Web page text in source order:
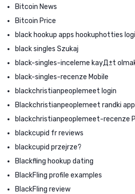
Bitcoin News
Bitcoin Price
black hookup apps hookuphotties
black singles Szukaj
black-singles-inceleme kayД±t
black-singles-recenze Mobile
blackchristianpeoplemeet login
Blackchristianpeoplemeet randki app
blackchristianpeoplemeet-recenze
blackcupid fr reviews
blackcupid przejrze?
Blackfling hookup dating
BlackFling profile examples
BlackFling review